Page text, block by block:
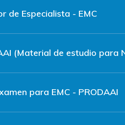
de Especialista - EMC
(Material de estudio para
para EMC - PRODAAI